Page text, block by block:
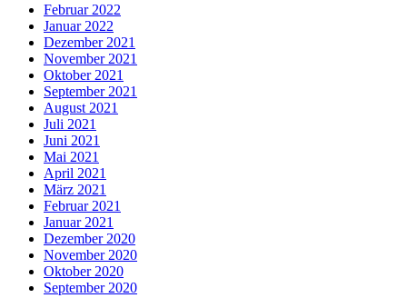
Februar 2022
Januar 2022
Dezember 2021
November 2021
Oktober 2021
September 2021
August 2021
Juli 2021
Juni 2021
Mai 2021
April 2021
März 2021
Februar 2021
Januar 2021
Dezember 2020
November 2020
Oktober 2020
September 2020